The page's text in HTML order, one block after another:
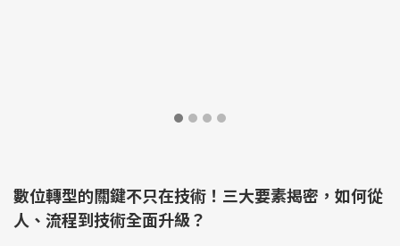
數位轉型的關鍵不只在技術！三大要素揭密，如何從
人、流程到技術全面升級？